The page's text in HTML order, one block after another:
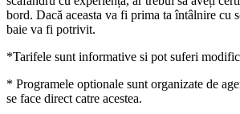
bord. Dacă aceasta va fi prima ta întâlnire cu
baie va fi potrivit.
*Tarifele sunt informative si pot suferi
* Programele optionale sunt organizate de
se face direct catre acestea.